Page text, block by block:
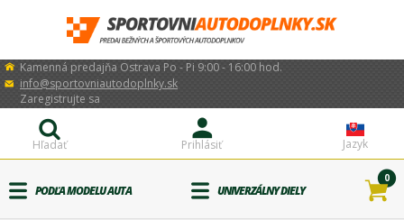
Kamenná predajňa Ostrava Po - Pi 9:00 - 16:00 hod.
info@sportovniautodoplnky.sk
Jazyk
Prihlásiť
Zaregistrujte sa
Hľadať
PODĽA MODELU AUTA UNIVERZÁLNY DIELY
0